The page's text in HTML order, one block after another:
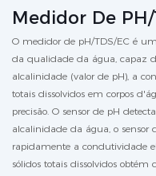
Medidor De PH/
O medidor de pH/TDS/EC é
da qualidade da água, capaz
alcalinidade (valor de pH), a
totais dissolvidos em corpos
precisão. O sensor de pH
alcalinidade da água, o
rapidamente a condutividade
sólidos totais dissolvidos